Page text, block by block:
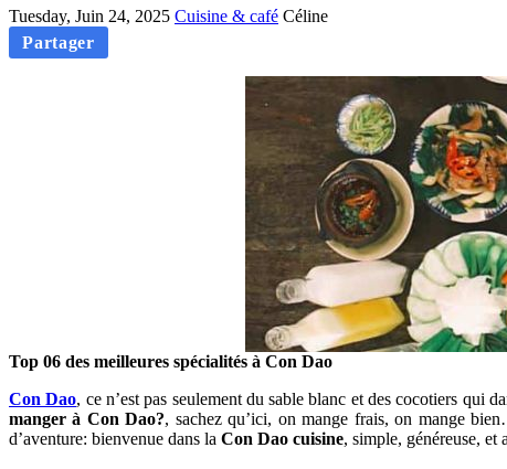
Tuesday, Juin 24, 2025 Cuisine & café Céline
Partager
Top 06 des meilleures spécialités à Con Dao
Con Dao, ce n’est pas seulement du sable blanc et des cocotiers
manger à Con Dao?, sachez qu’ici, on mange frais, on mange
d’aventure: bienvenue dans la Con Dao cuisine, simple, généreuse, et